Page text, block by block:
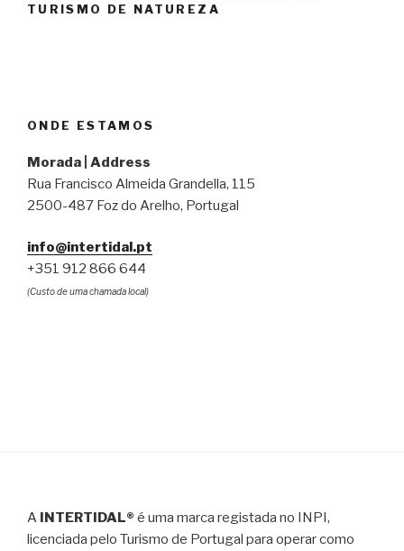
TURISMO DE NATUREZA
ONDE ESTAMOS
Morada | Address
Rua Francisco Almeida Grandella, 115
2500-487 Foz do Arelho, Portugal
info@intertidal.pt
+351 912 866 644
(Custo de uma chamada local)
A INTERTIDAL® é uma marca registada no INPI,
licenciada pelo Turismo de Portugal para operar como